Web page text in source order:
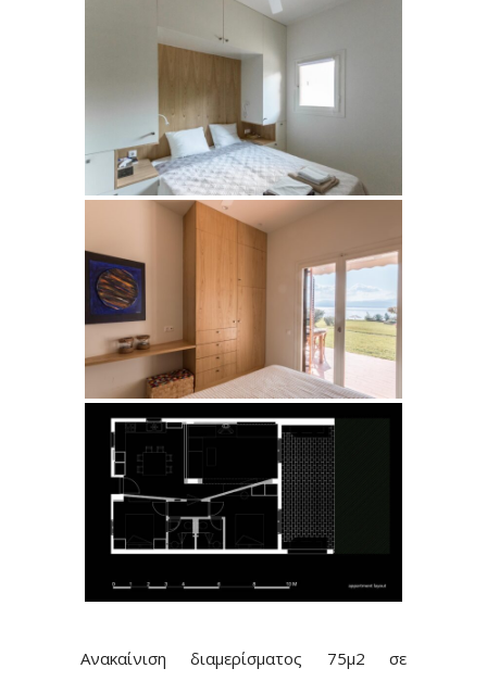
Ανακαίνιση διαμερίσματος 75μ2 σε